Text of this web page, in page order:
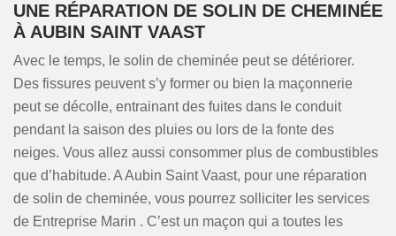
UNE RÉPARATION DE SOLIN DE CHEMINÉE
À AUBIN SAINT VAAST
Avec le temps, le solin de cheminée peut se détériorer.
Des fissures peuvent s’y former ou bien la maçonnerie
peut se décolle, entrainant des fuites dans le conduit
pendant la saison des pluies ou lors de la fonte des
neiges. Vous allez aussi consommer plus de combustibles
que d’habitude. A Aubin Saint Vaast, pour une réparation
de solin de cheminée, vous pourrez solliciter les services
de Entreprise Marin . C’est un maçon qui a toutes les